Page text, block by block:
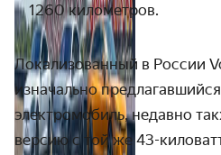
1260 километров.
Локализованный в России
изначально
электромобиль, недавно
версию с той же 43-